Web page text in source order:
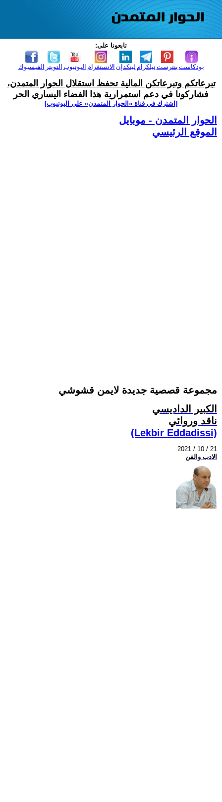
تابعونا على:
الفيسبوك التويتر اليوتيوب الانستغرام لينكدإن تيلكرامبنترست بودكاست
تبرعاتكم وتبرعاتكن المالية تحفظ استقلال الحوار المتمدن،
فشاركونا في دعم استمرارية هذا الفضاء اليساري الحر
[اشترك في قناة ‫«الحوار المتمدن» على اليوتيوب]
الحوار المتمدن - موبايل
الموقع الرئيسي
مجموعة قصصية جديدة لايمن قشوشي
الكبير الداديسي
ناقد وروائي
(Lekbir Eddadissi)
2021 / 10 / 21
الادب والفن